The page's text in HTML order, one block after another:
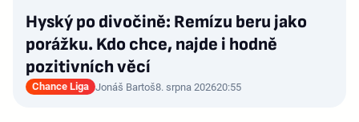
Hyský po divočině: Remízu beru jako
porážku. Kdo chce, najde i hodně
pozitivních věcí
Chance Liga Jonáš Bartoš8. srpna 202620:55